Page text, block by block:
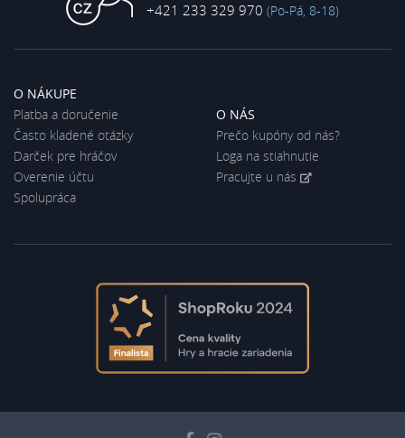
+421 233 329 970 (Po-Pá, 8-18)
O NÁKUPE
Platba a doručenie
Často kladené otázky
Darček pre hráčov
Overenie účtu
Spolupráca
O NÁS
Prečo kupóny od nás?
Loga na stiahnutie
Pracujte u nás